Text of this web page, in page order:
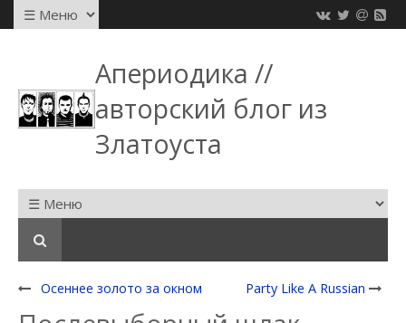
Апериодика //
авторский блог из
Златоуста
Осеннее золото за окном Party Like A Russian